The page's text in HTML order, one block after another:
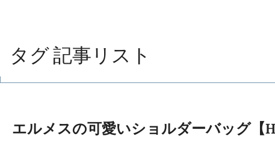
タグ 記事リスト
エルメスの可愛いショルダーバッグ【